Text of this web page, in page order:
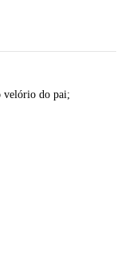
velório do pai;